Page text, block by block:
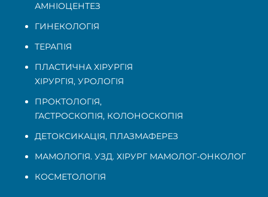
АМНІОЦЕНТЕЗ
ГИНЕКОЛОГІЯ
ТЕРАПІЯ
ПЛАСТИЧНА ХІРУРГІЯ
ХІРУРГІЯ, УРОЛОГІЯ
ПРОКТОЛОГІЯ,
ГАСТРОСКОПІЯ, КОЛОНОСКОПІЯ
ДЕТОКСИКАЦІЯ, ПЛАЗМАФЕРЕЗ
МАМОЛОГІЯ. УЗД. ХІРУРГ МАМОЛОГ-ОНКОЛОГ
КОСМЕТОЛОГІЯ